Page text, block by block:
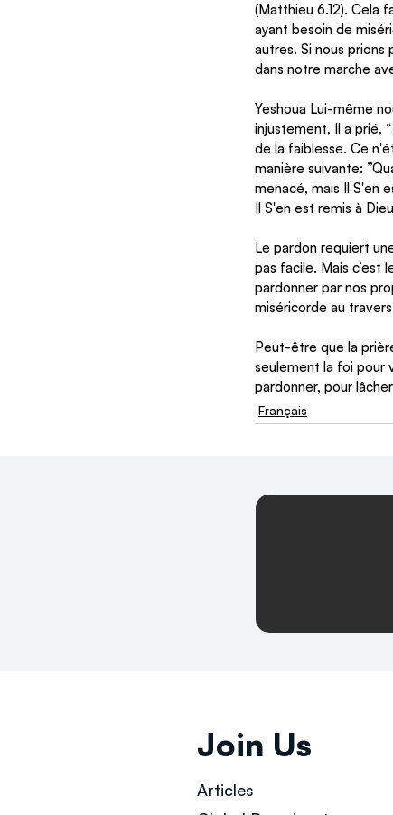
(Matthieu 6.12). Cela
ayant besoin de
autres. Si nous
dans notre marche
Yeshoua Lui-même
injustement, Il a prié, “
de la faiblesse. Ce
manière suivante:
menacé, mais Il S'en
Il S'en est remis à
Le pardon requiert
pas facile. Mais c’est
pardonner par nos
miséricorde au
Peut-être que la
seulement la foi pour
pardonner, pour
Français
Join Us
Articles